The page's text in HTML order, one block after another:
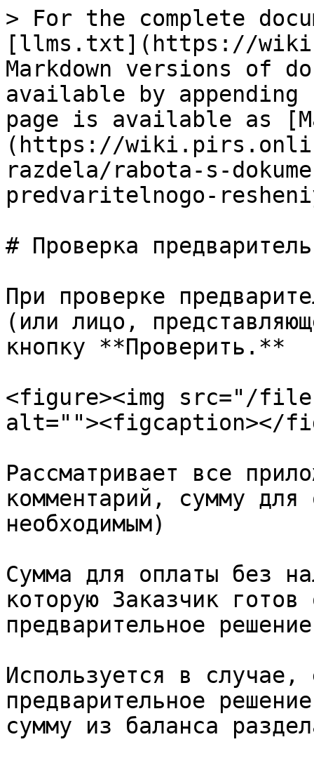
> For the complete
[llms.txt](https://
Markdown versions of
available by
page is available as
(https://
razdela/rabota-s-
predvaritelnogo-
# Проверка
При проверке
(или лицо,
кнопку **Проверить.**
<figure><img src="/files/
alt=""><figcaption></
Рассматривает все
комментарий, сумму
необходимым)
Сумма для оплаты без
которую Заказчик готов
предварительное
Используется в случае,
предварительное
сумму из баланса